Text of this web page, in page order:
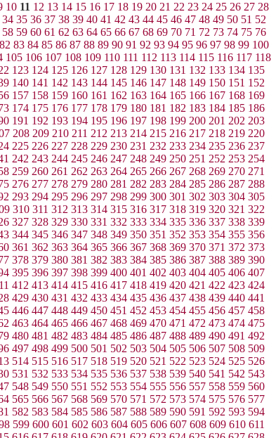
10 11 12 13 14 15 16 17 18 19 20 21 22 23 24 25 26 27 28
34 35 36 37 38 39 40 41 42 43 44 45 46 47 48 49 50 51 52
58 59 60 61 62 63 64 65 66 67 68 69 70 71 72 73 74 75 76
82 83 84 85 86 87 88 89 90 91 92 93 94 95 96 97 98 99 100
105 106 107 108 109 110 111 112 113 114 115 116 117 118
123 124 125 126 127 128 129 130 131 132 133 134 135
140 141 142 143 144 145 146 147 148 149 150 151 152
157 158 159 160 161 162 163 164 165 166 167 168 169
174 175 176 177 178 179 180 181 182 183 184 185 186
191 192 193 194 195 196 197 198 199 200 201 202 203
208 209 210 211 212 213 214 215 216 217 218 219 220
225 226 227 228 229 230 231 232 233 234 235 236 237
242 243 244 245 246 247 248 249 250 251 252 253 254
259 260 261 262 263 264 265 266 267 268 269 270 271
276 277 278 279 280 281 282 283 284 285 286 287 288
293 294 295 296 297 298 299 300 301 302 303 304 305
310 311 312 313 314 315 316 317 318 319 320 321 322
327 328 329 330 331 332 333 334 335 336 337 338 339
344 345 346 347 348 349 350 351 352 353 354 355 356
361 362 363 364 365 366 367 368 369 370 371 372 373
378 379 380 381 382 383 384 385 386 387 388 389 390
395 396 397 398 399 400 401 402 403 404 405 406 407
412 413 414 415 416 417 418 419 420 421 422 423 424
429 430 431 432 433 434 435 436 437 438 439 440 441
446 447 448 449 450 451 452 453 454 455 456 457 458
463 464 465 466 467 468 469 470 471 472 473 474 475
480 481 482 483 484 485 486 487 488 489 490 491 492
497 498 499 500 501 502 503 504 505 506 507 508 509
514 515 516 517 518 519 520 521 522 523 524 525 526
531 532 533 534 535 536 537 538 539 540 541 542 543
548 549 550 551 552 553 554 555 556 557 558 559 560
565 566 567 568 569 570 571 572 573 574 575 576 577
582 583 584 585 586 587 588 589 590 591 592 593 594
599 600 601 602 603 604 605 606 607 608 609 610 611